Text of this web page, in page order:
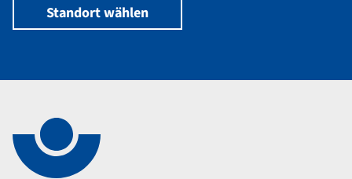
Standort wählen